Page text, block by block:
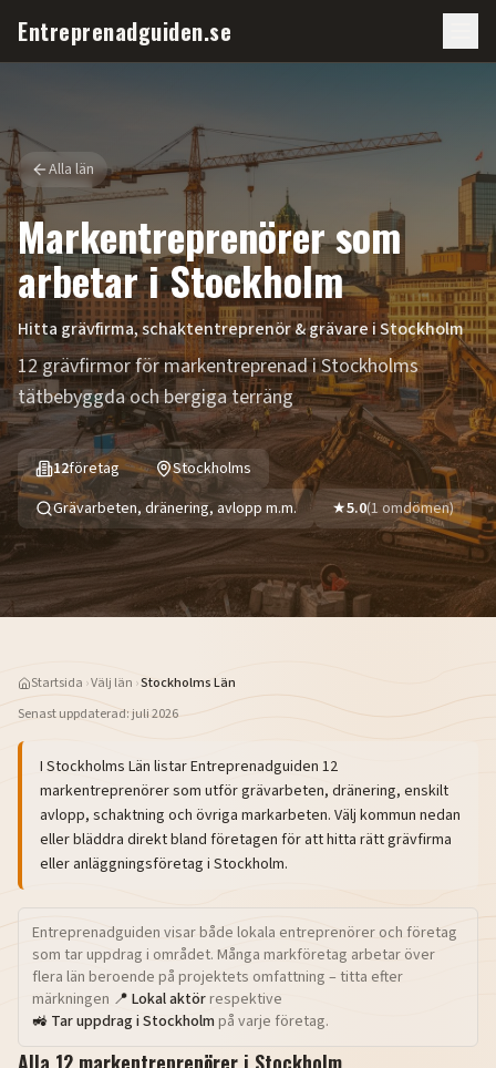
Entreprenadguiden.se
Alla län
Markentreprenörer som
arbetar iStockholm
Hitta grävfirma, schaktentreprenör & grävare iStockholm
12 grävfirmor för markentreprenad i Stockholms
tätbebyggda och bergiga terräng
12företag
Stockholms
Grävarbeten, dränering, avlopp m.m.
★5.0(1 omdömen)
Startsida ›Välj län ›Stockholms Län
Senast uppdaterad:juli 2026
I Stockholms Län listar Entreprenadguiden 12
markentreprenörer som utför grävarbeten, dränering, enskilt
avlopp, schaktning och övriga markarbeten. Välj kommun nedan
eller bläddra direkt bland företagen för att hitta rätt grävfirma
eller anläggningsföretag i Stockholm.
Entreprenadguiden visar både lokala entreprenörer och företag
som tar uppdrag i området. Många markföretag arbetar över
flera län beroende på projektets omfattning – titta efter
märkningen 📍 Lokal aktörrespektive
🚜 Tar uppdrag iStockholm på varje företag.